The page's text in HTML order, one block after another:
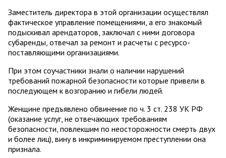
Заместитель директора в этой организации осуществлял
фактическое управление помещениями, а его знакомый
подыскивал арендаторов, заключал с ними договора
субаренды, отвечал за ремонт и расчеты с ресурсо-
поставляющими организациями.
При этом соучастники знали о наличии нарушений
требований пожарной безопасности которые привели в
последующем к возгоранию и гибели людей.
Женщине предъявлено обвинение по ч. 3 ст. 238 УК РФ
(оказание услуг, не отвечающих требованиям
безопасности, повлекшим по неосторожности смерть двух
и более лиц), вину в инкриминируемом преступлении она
признала.